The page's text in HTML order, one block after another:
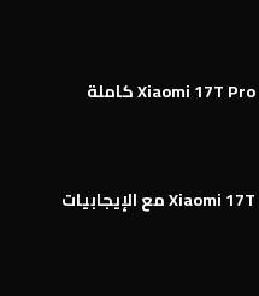
مواصفات هاتف Xiaomi 17T مع الإيجابيات